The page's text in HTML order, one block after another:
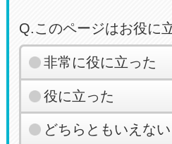
Q.このページはお役に
非常に役に立った
役に立った
どちらともいえない